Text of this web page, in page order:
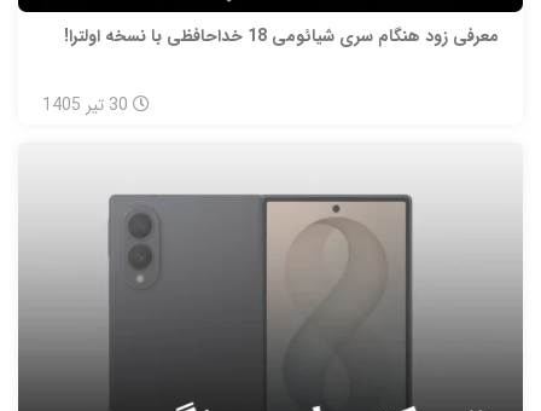
معرفی زود هنگام سری شیائومی 18 خداحافظی با نسخه اولترا!
30 تیر 1405